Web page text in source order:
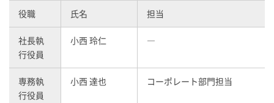
役職 氏名 担当
社長執
行役員
小西 玲仁 ―
専務執
行役員
小西 達也 コーポレート部門担当